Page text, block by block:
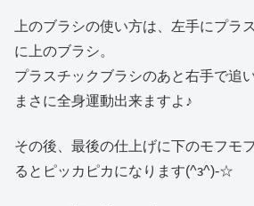
上のブラシの使い方は、左手にプラ
に上のブラシ。
プラスチックブラシのあと右手で追
まさに全身運動出来ますよ♪
その後、最後の仕上げに下のモフモ
るとピッカピカになります(^з^)-☆